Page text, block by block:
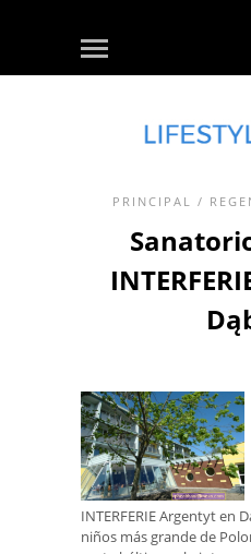
PRINCIPAL /
INTERFERIE Argentyt en
niños más grande de